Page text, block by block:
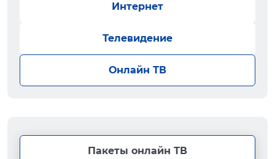
Интернет
Телевидение
Онлайн ТВ
Пакеты онлайн ТВ